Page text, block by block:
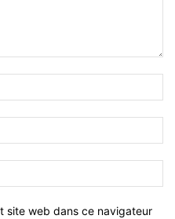
site web dans ce navigateur